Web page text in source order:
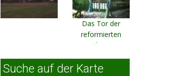
Das Tor der
reformierten
Kirche aus
Rigmani
Suche auf der Karte